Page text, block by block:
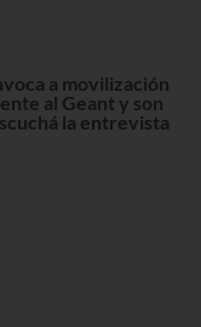
a movilización
al Geant y son
la entrevista